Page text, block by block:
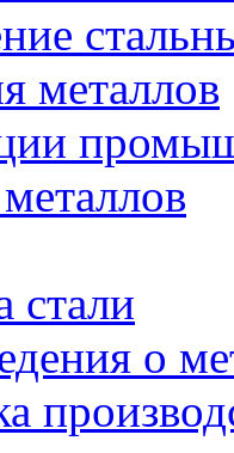
металлов
стали
о